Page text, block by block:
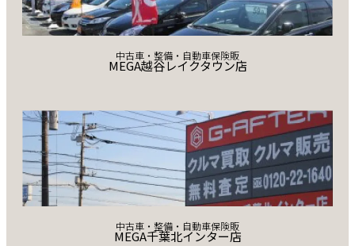
中古車・整備・自動車保険販
MEGA越谷レイクタウン店
中古車・整備・自動車保険販
MEGA千葉北インター店